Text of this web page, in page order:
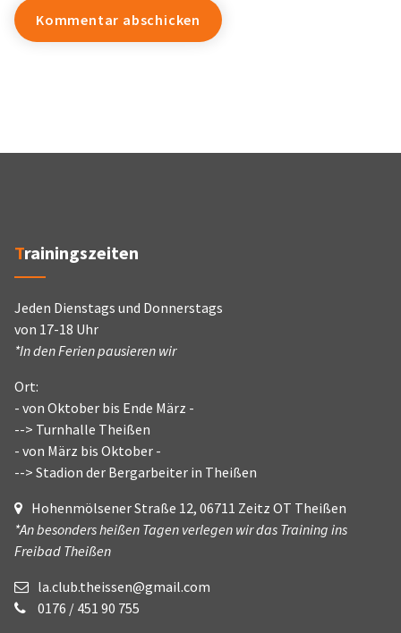
Trainingszeiten
Jeden Dienstags und Donnerstags
von 17-18 Uhr
*In den Ferien pausieren wir
Ort:
- von Oktober bis Ende März -
--> Turnhalle Theißen
- von März bis Oktober -
--> Stadion der Bergarbeiter in Theißen
Hohenmölsener Straße 12, 06711 Zeitz OT Theißen
*An besonders heißen Tagen verlegen wir das Training ins
Freibad Theißen
la.club.theissen@gmail.com
0176 / 451 90 755